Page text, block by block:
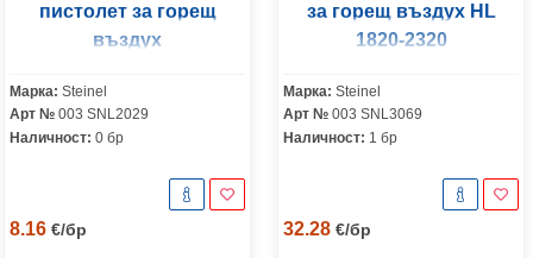
пистолет за горещ
въздух
Марка: Steinel
Арт № 003 SNL2029
Наличност: 0 бр
8.16 €/бр
за горещ въздух HL
1820-2320
Марка: Steinel
Арт № 003 SNL3069
Наличност: 1 бр
32.28 €/бр